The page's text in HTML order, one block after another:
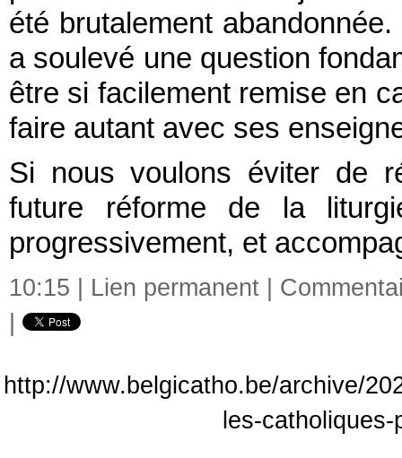
été brutalement
a soulevé une question
être si facilement remise en
faire autant avec ses
Si nous voulons éviter de
future réforme de la
progressivement, et
10:15 | Lien permanent
http://www.belgicatho.be/archive/
les-